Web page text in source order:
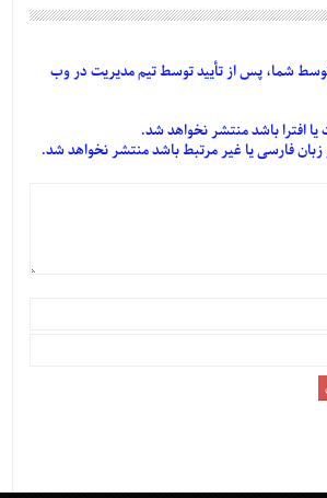
شما، پس ازتأییدتوسط تیم مدیریت در وب
افترا باشد منتشر نخواهد شد.
زبان فارسی یا غیر مرتبط باشد منتشر نخواهد شد.